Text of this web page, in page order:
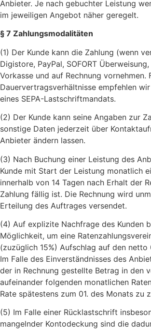
Anbieter. Je nach gebuchter Leistung
im jeweiligen Angebot näher geregelt.
§ 7 Zahlungsmodalitäten
(1) Der Kunde kann die Zahlung (wenn
Digistore, PayPal, SOFORT Überweisung,
Vorkasse und auf Rechnung vornehmen.
Dauervertragsverhältnisse empfehlen
eines SEPA-Lastschriftmandats.
(2) Der Kunde kann seine Angaben zur
sonstige Daten jederzeit über
Anbieter ändern lassen.
(3) Nach Buchung einer Leistung des
Kunde mit Start der Leistung monatlich
innerhalb von 14 Tagen nach Erhalt der
Zahlung fällig ist. Die Rechnung wird
Erteilung des Auftrages versendet.
(4) Auf explizite Nachfrage des Kunden
Möglichkeit, um eine
(zuzüglich 15%) Aufschlag auf den netto
Im Falle des Einverständnisses des
der in Rechnung gestellte Betrag in den
aufeinander folgenden monatlichen
Rate spätestens zum 01. des Monats zu
(5) Im Falle einer Rücklastschrift
mangelnder Kontodeckung sind die